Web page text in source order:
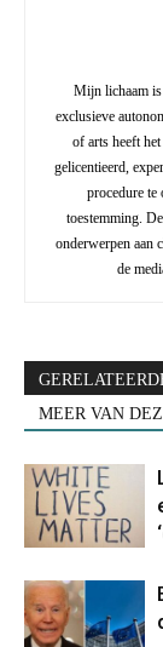
Mijn lichaam is
exclusieve
of arts heeft
gelicentieerd,
procedure te
toestemming.
onderwerpen aan
de
MEER VAN